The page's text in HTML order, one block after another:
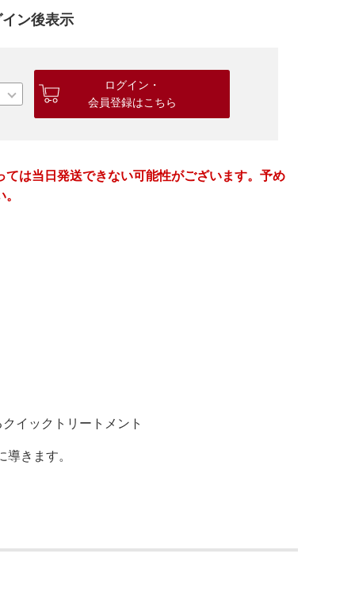
ン後表示
ログイン・
会員登録はこちら
ては当日発送できない可能性がございます。予め
イックトリートメント
きます。